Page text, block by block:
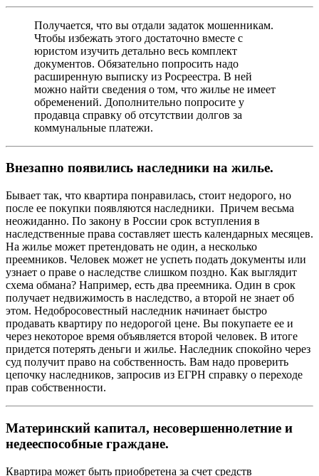
Получается, что вы отдали задаток мошенникам.
Чтобы избежать этого достаточно вместе с
юристом изучить детально весь комплект
документов. Обязательно попросить надо
расширенную выписку из Росреестра. В ней
можно найти сведения о том, что жилье не имеет
обременений. Дополнительно попросите у
продавца справку об отсутствии долгов за
коммунальные платежи.
Внезапно появились наследники на жилье.
Бывает так, что квартира понравилась, стоит недорого, но
после ее покупки появляются наследники. Причем весьма
неожиданно. По закону в России срок вступления в
наследственные права составляет шесть календарных месяцев.
На жилье может претендовать не один, а несколько
преемников. Человек может не успеть подать документы или
узнает о праве о наследстве слишком поздно. Как выглядит
схема обмана? Например, есть два преемника. Один в срок
получает недвижимость в наследство, а второй не знает об
этом. Недобросовестный наследник начинает быстро
продавать квартиру по недорогой цене. Вы покупаете ее и
через некоторое время объявляется второй человек. В итоге
придется потерять деньги и жилье. Наследник спокойно через
суд получит право на собственность. Вам надо проверить
цепочку наследников, запросив из ЕГРН справку о переходе
прав собственности.
Материнский капитал, несовершеннолетние и
недееспособные граждане.
Квартира может быть приобретена за счет средств